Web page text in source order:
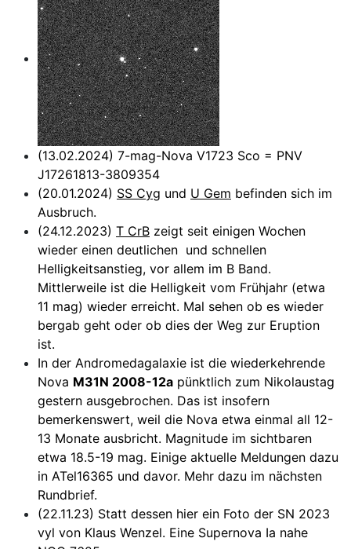
(13.02.2024) 7-mag-Nova V1723 Sco = PNV
J17261813-3809354
(20.01.2024) SS Cyg und U Gem befinden sich im
Ausbruch.
(24.12.2023) T CrB zeigt seit einigen Wochen
wieder einen deutlichen und schnellen
Helligkeitsanstieg, vor allem im B Band.
Mittlerweile ist die Helligkeit vom Frühjahr (etwa
11 mag) wieder erreicht. Mal sehen ob es wieder
bergab geht oder ob dies der Weg zur Eruption
ist.
In der Andromedagalaxie ist die wiederkehrende
Nova M31N 2008-12a pünktlich zum Nikolaustag
gestern ausgebrochen. Das ist insofern
bemerkenswert, weil die Nova etwa einmal all 12-
13 Monate ausbricht. Magnitude im sichtbaren
etwa 18.5-19 mag. Einige aktuelle Meldungen dazu
in ATel16365 und davor. Mehr dazu im nächsten
Rundbrief.
(22.11.23) Statt dessen hier ein Foto der SN 2023
vyl von Klaus Wenzel. Eine Supernova Ia nahe